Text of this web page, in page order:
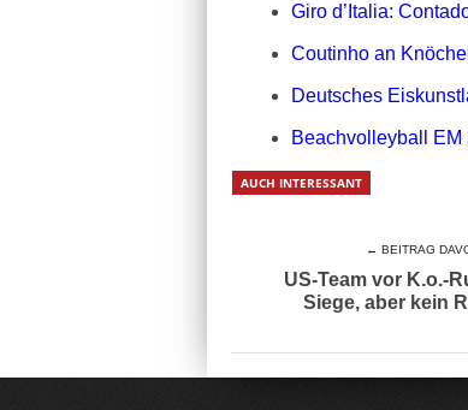
Giro d’Italia:
Coutinho an
Deutsches
Beachvolleyball
AUCH INTERESSANT
← BEITRAG
US-Team vor K.o.-
Siege, aber kein